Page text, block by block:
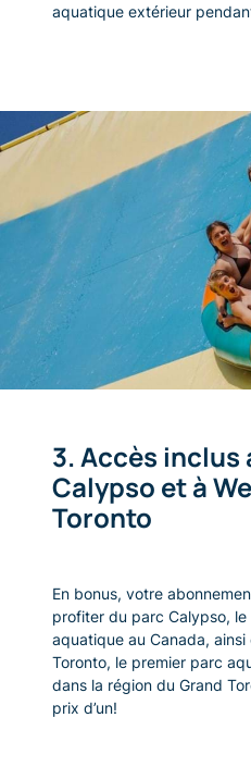
aquatique extérieur
3. Accès inclus au parc
Calypso et à
Toronto
En bonus, votre
profiter du parc Calypso,
aquatique au Canada,
Toronto, le premier parc
dans la région du Grand
prix d’un!